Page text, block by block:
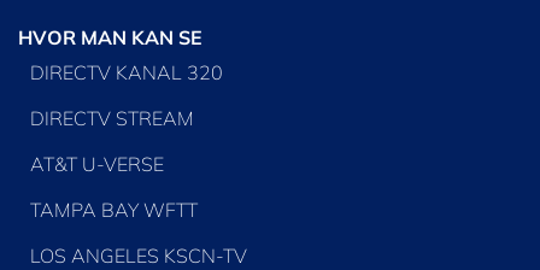
HVOR MAN KAN SE
DIRECTV KANAL 320
DIRECTV STREAM
AT&T U-VERSE
TAMPA BAY WFTT
LOS ANGELES KSCN-TV